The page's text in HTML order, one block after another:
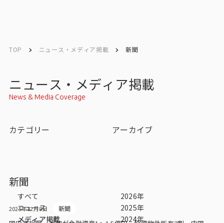
会社概要・所在地
TOP ニュース・メディア掲載 新聞
ニュース・メディア掲載
News & Media Coverage
カテゴリー
すべて
ニュース
メディア掲載
アーカイブ
2026年
2025年
2024年
新聞
2025年12月8日 新聞